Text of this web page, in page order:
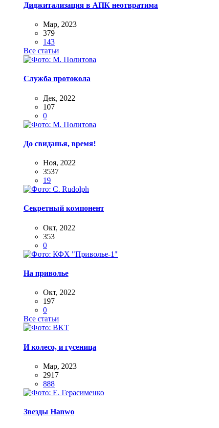
Диджитализация в АПК неотвратима
Мар, 2023
379
143
Все статьи
Служба протокола
Дек, 2022
107
0
До свиданья, время!
Ноя, 2022
3537
19
Секретный компонент
Окт, 2022
353
0
На приволье
Окт, 2022
197
0
Все статьи
И колесо, и гусеница
Мар, 2023
2917
888
Звезды Hanwo